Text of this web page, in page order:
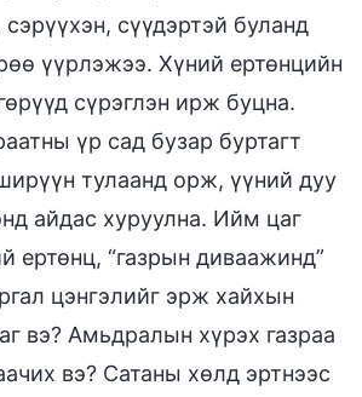
сүүдэртэй буланд
үүрлэжээ. Хүний ертөнцийн
сүрэглэн ирж буцна.
үр сад бузар буртагт
тулаанд орж, үүний дуу
айдас хуруулна. Ийм цаг
ертөнц, “газрын диваажинд”
цэнгэлийг эрж хайхын
вэ? Амьдралын хүрэх газраа
вэ? Сатаны хөлд эртнээс